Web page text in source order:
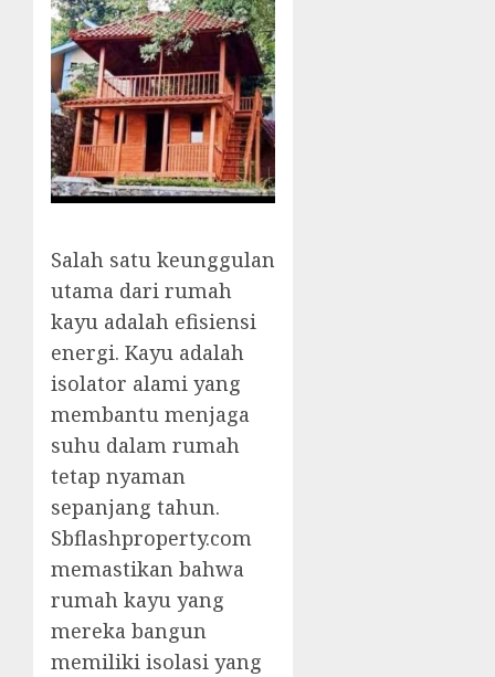
Salah satu keunggulan
utama dari rumah
kayu adalah efisiensi
energi. Kayu adalah
isolator alami yang
membantu menjaga
suhu dalam rumah
tetap nyaman
sepanjang tahun.
Sbflashproperty.com
memastikan bahwa
rumah kayu yang
mereka bangun
memiliki isolasi yang